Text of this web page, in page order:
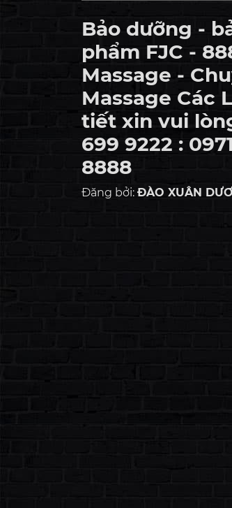
Bảo dưỡng -
phẩm FJC -
Massage -
Massage Các
tiết xin vui
699 9222 :
8888
Đăng bởi: ĐÀO XUÂN